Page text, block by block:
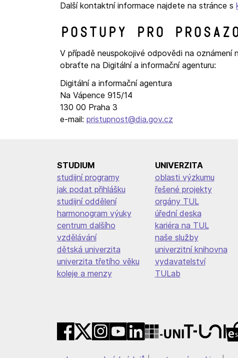
Další kontaktní informace najdete na stránce s
Postupy pro
V případě neuspokojivé odpovědi na
obraťte na Digitální a informační agenturu:
Digitální a informační agentura
Na Vápence 915/14
130 00 Praha 3
e-mail: pristupnost@dia.gov.cz
STUDIUM
studijní programy
jak podat přihlášku
studijní oddělení
harmonogram výuky
centrum dalšího
vzdělávání
dětská univerzita
univerzita třetího věku
koleje a menzy
UNIVERZITA
oblasti výzkumu
řešené projekty
orgány TUL
úřední deska
kariéra na TUL
naše služby
univerzitní knihovna
vydavatelství
TULab